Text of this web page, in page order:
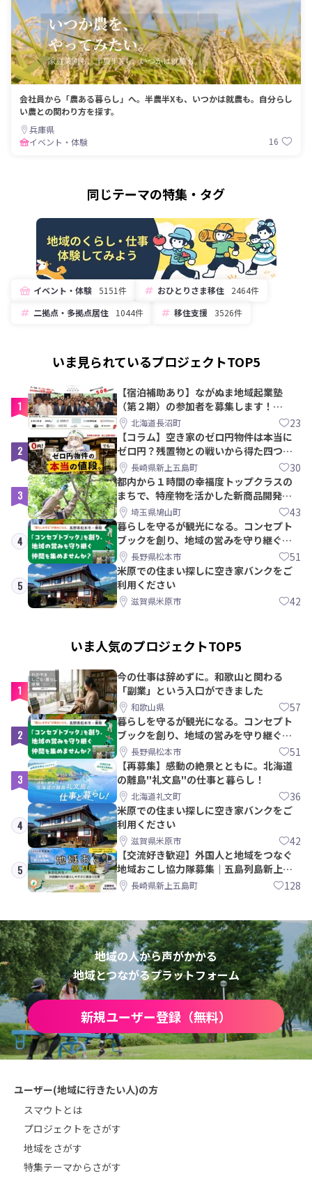
会社員から「農ある暮らし」へ。半農半Xも、いつかは就農も。自分らし
い農との関わり方を探す。
兵庫県
イベント・体験
16
同じテーマの特集・タグ
イベント・体験 5151件 おひとりさま移住
2464件
二拠点・多拠点居住
1044件 移住支援 3526件
いま見られているプロジェクトTOP5
1
【宿泊補助あり】ながぬま地域起業塾
（第２期）の参加者を募集します！
【8/21〆】
北海道長沼町 23
2
【コラム】空き家のゼロ円物件は本当に
ゼロ円？残置物との戦いから得た四つの
教訓｜新上五島町
長崎県新上五島町 30
3
都内から１時間の幸福度トップクラスの
まちで、特産物を活かした新商品開発＆
PRメンバー募集！
埼玉県鳩山町 43
4
暮らしを守るが観光になる。コンセプト
ブックを創り、地域の営みを守り継ぐ仲
間を集めませんか？
長野県松本市 51
5
米原での住まい探しに空き家バンクをご
利用ください
滋賀県米原市 42
いま人気のプロジェクトTOP5
1
今の仕事は辞めずに。和歌山と関わる
「副業」という入口ができました
和歌山県 57
2
暮らしを守るが観光になる。コンセプト
ブックを創り、地域の営みを守り継ぐ仲
間を集めませんか？
長野県松本市 51
3
【再募集】感動の絶景とともに。北海道
の離島"礼文島"の仕事と暮らし！
北海道礼文町 36
4
米原での住まい探しに空き家バンクをご
利用ください
滋賀県米原市 42
5
【交流好き歓迎】外国人と地域をつなぐ
地域おこし協力隊募集｜五島列島新上五
島町長崎県新上五島町 128
地域の人から声がかかる
地域とつながるプラットフォーム
新規ユーザー登録（無料）
ユーザー(地域に行きたい人)の方
スマウトとは
プロジェクトをさがす
地域をさがす
特集テーマからさがす